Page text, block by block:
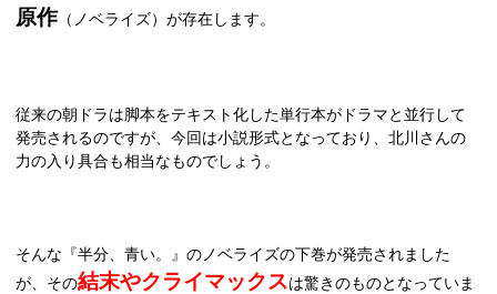
原作 （ノベライズ）が存在します。
従来の朝ドラは脚本をテキスト化した単行本がドラマと並行して
発売されるのですが、今回は小説形式となっており、北川さんの
力の入り具合も相当なものでしょう。
そんな『半分、青い。』のノベライズの下巻が発売されました
が、その結末やクライマックスは驚きのものとなっていま